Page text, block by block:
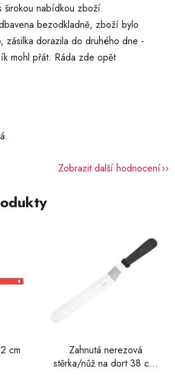
širokou nabídkou zboží.
bezodkladně, zboží bylo
zásilka dorazila do druhého dne -
mohl přát. Ráda zde opět
je 5 z 5 hvězdiček.
Zobrazit další hodnocení
cm
Zahnutá nerezová
stěrka/nůž na dort 38 cm,